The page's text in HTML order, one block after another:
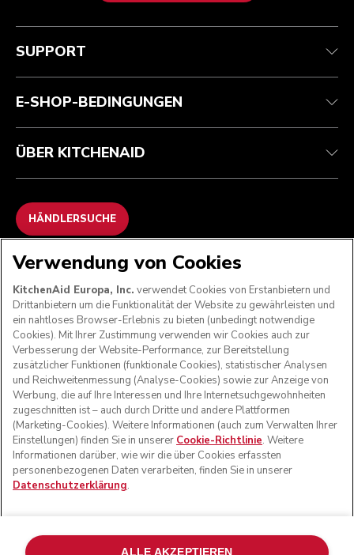
Kundenservice
Garantie und Dokumente
Kontaktieren Sie uns.
Teilnahmebedingungen
Rückgaben und Erstattungen
Impressum
ODR
Die Marke
Händlersuche
SUPPORT
E-SHOP-BEDINGUNGEN
ÜBER KITCHENAID
HÄNDLERSUCHE
WIR AKZEPTIEREN
FOLGEN SIE UNS
und das Design der Küchenmaschine sind eingetragene
Verwendung von Cookies
KitchenAid Europa, Inc. verwendet Cookies von Erstanbietern und
Drittanbietern um die Funktionalität der Website zu gewährleisten und
ein nahtloses Browser-Erlebnis zu bieten (unbedingt notwendige
Cookies). Mit Ihrer Zustimmung verwenden wir Cookies auch zur
Verbesserung der Website-Performance, zur Bereitstellung
zusätzlicher Funktionen (funktionale Cookies), statistischer Analysen
und Reichweitenmessung (Analyse-Cookies) sowie zur Anzeige von
Werbung, die auf Ihre Interessen und Ihre Internetsuchgewohnheiten
zugeschnitten ist – auch durch Dritte und andere Plattformen
(Marketing-Cookies). Weitere Informationen (auch zum Verwalten Ihrer
Einstellungen) finden Sie in unserer Cookie-Richtlinie. Weitere
Informationen darüber, wie wir die über Cookies erfassten
personenbezogenen Daten verarbeiten, finden Sie in unserer
Datenschutzerklärung.
ALLE AKZEPTIEREN